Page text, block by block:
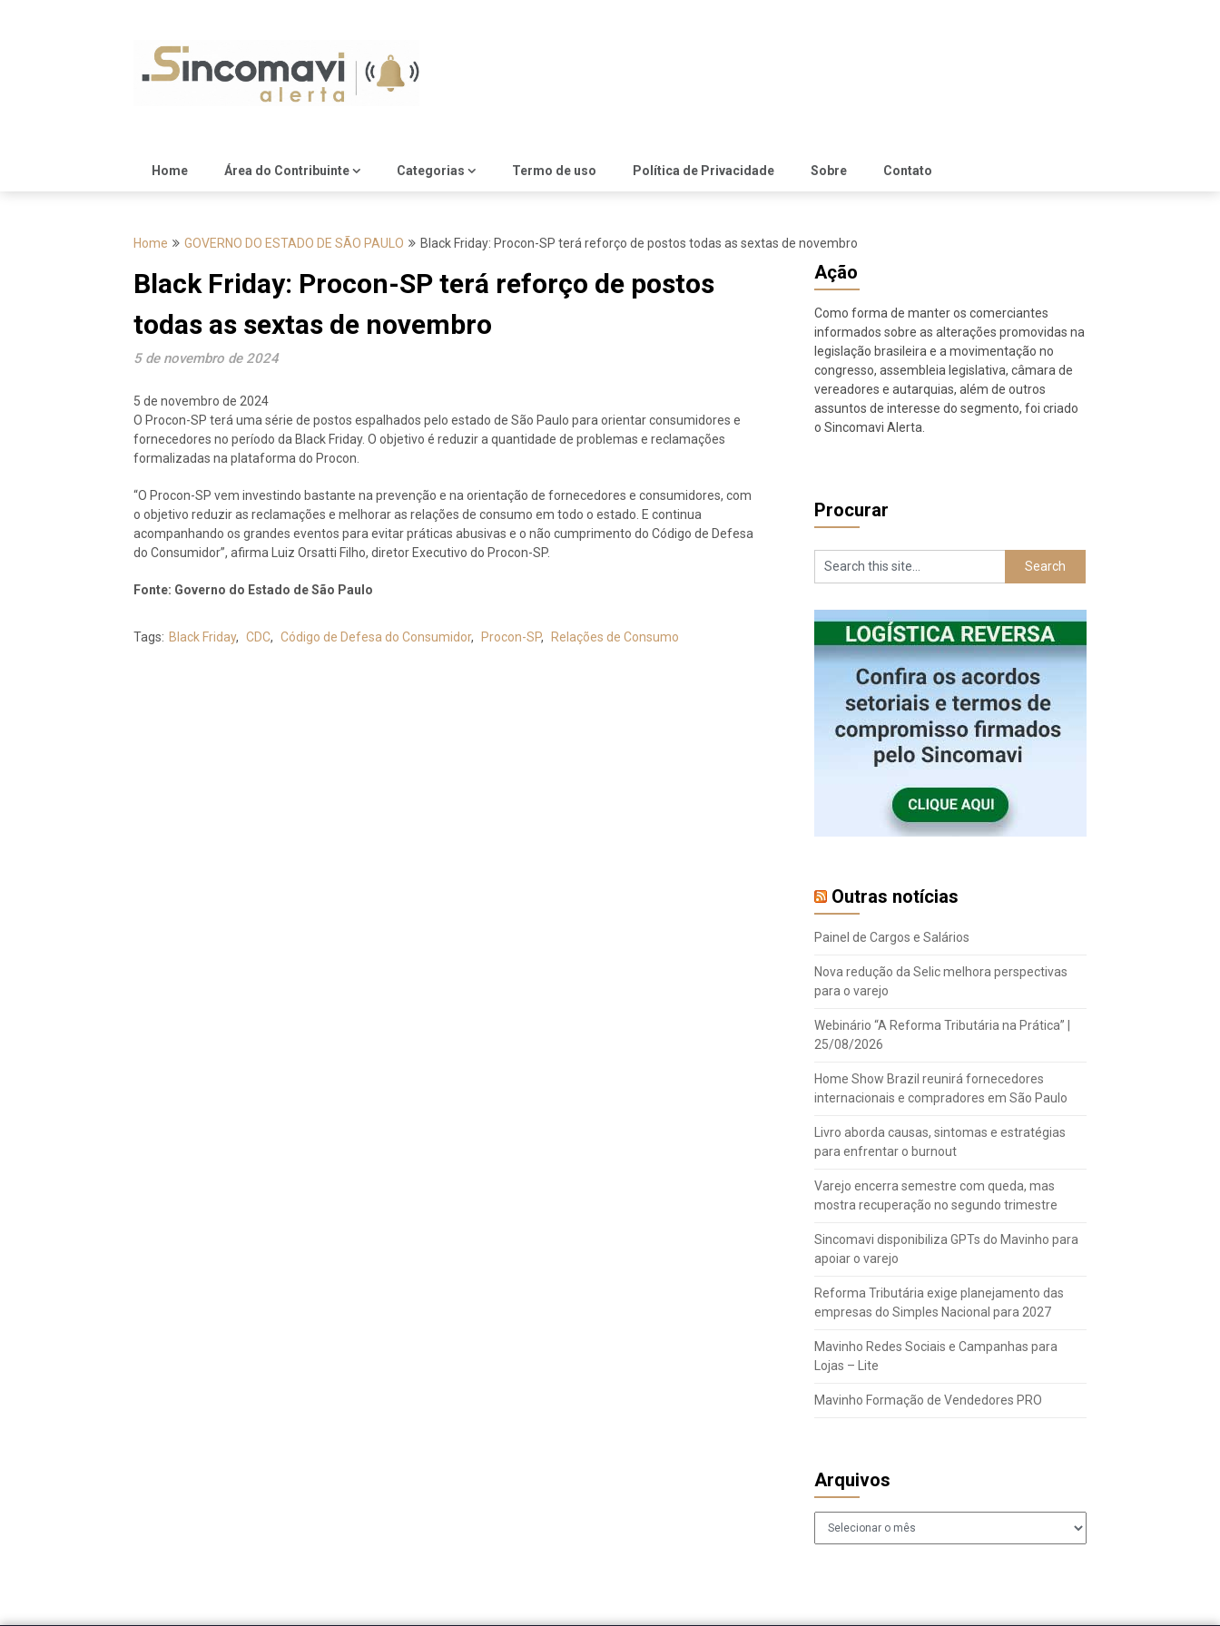
Home Área do Contribuinte Categorias Termo de uso Política de Privacidade Sobre Contato
Home GOVERNO DO ESTADO DE SÃO PAULO Black Friday: Procon-SP terá reforço de postos todas as sextas de novembro
Black Friday: Procon-SP terá reforço de postos
todas as sextas de novembro
5 de novembro de 2024
5 de novembro de 2024
O Procon-SP terá uma série de postos espalhados pelo estado de São Paulo para orientar consumidores e
fornecedores no período da Black Friday. O objetivo é reduzir a quantidade de problemas e reclamações
formalizadas na plataforma do Procon.
“O Procon-SP vem investindo bastante na prevenção e na orientação de fornecedores e consumidores, com
o objetivo reduzir as reclamações e melhorar as relações de consumo em todo o estado. E continua
acompanhando os grandes eventos para evitar práticas abusivas e o não cumprimento do Código de Defesa
do Consumidor”, afirma Luiz Orsatti Filho, diretor Executivo do Procon-SP.
Fonte: Governo do Estado de São Paulo
Tags: Black Friday, CDC, Código de Defesa do Consumidor, Procon-SP, Relações de Consumo
Ação
Como forma de manter os comerciantes
informados sobre as alterações promovidas na
legislação brasileira e a movimentação no
congresso, assembleia legislativa, câmara de
vereadores e autarquias, além de outros
assuntos de interesse do segmento, foi criado
o Sincomavi Alerta.
Procurar
Outras notícias
Painel de Cargos e Salários
Nova redução da Selic melhora perspectivas
para o varejo
Webinário “A Reforma Tributária na Prática” |
25/08/2026
Home Show Brazil reunirá fornecedores
internacionais e compradores em São Paulo
Livro aborda causas, sintomas e estratégias
para enfrentar o burnout
Varejo encerra semestre com queda, mas
mostra recuperação no segundo trimestre
Sincomavi disponibiliza GPTs do Mavinho para
apoiar o varejo
Reforma Tributária exige planejamento das
empresas do Simples Nacional para 2027
Mavinho Redes Sociais e Campanhas para
Lojas – Lite
Mavinho Formação de Vendedores PRO
Arquivos
Arquivos